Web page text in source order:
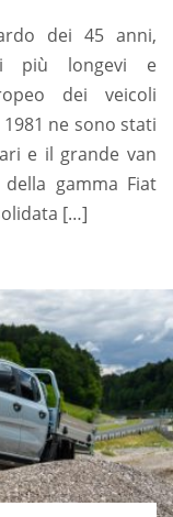
dei 45 anni,
più longevi e
dei veicoli
ne sono stati
e il grande van
gamma Fiat
[…]